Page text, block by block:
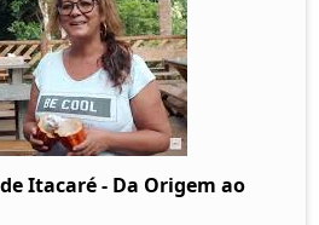
Itacaré - Da Origem ao